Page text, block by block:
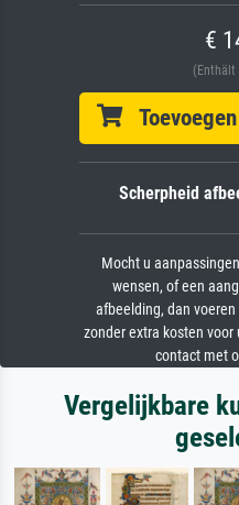
€
(Enthält
Toevoegen
Scherpheid
Mocht u
wensen, of een
afbeelding, dan
zonder extra kosten
contact met
Vergelijkbare